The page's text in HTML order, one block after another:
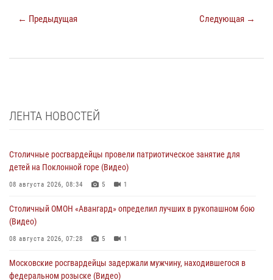
← Предыдущая Следующая →
ЛЕНТА НОВОСТЕЙ
Столичные росгвардейцы провели патриотическое занятие для
детей на Поклонной горе (Видео)
08 августа 2026, 08:34 5 1
Столичный ОМОН «Авангард» определил лучших в рукопашном бою
(Видео)
08 августа 2026, 07:28 5 1
Московские росгвардейцы задержали мужчину, находившегося в
федеральном розыске (Видео)